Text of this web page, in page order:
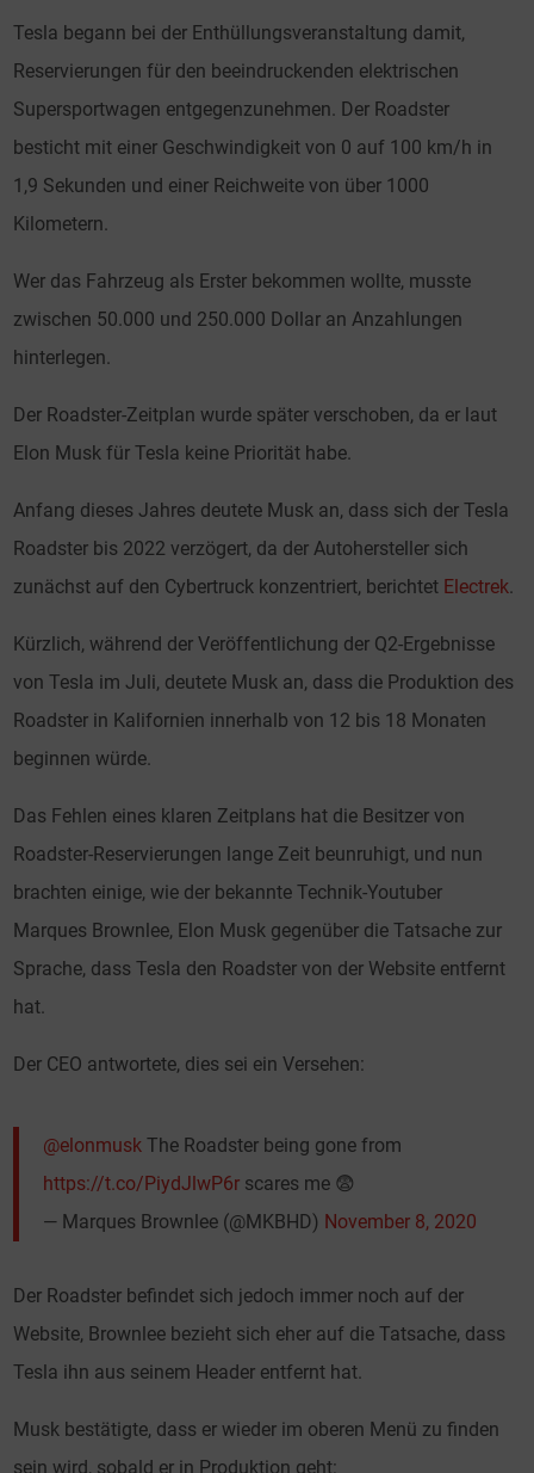
Tesla begann bei der Enthüllungsveranstaltung damit,
Reservierungen für den beeindruckenden elektrischen
Supersportwagen entgegenzunehmen. Der Roadster
besticht mit einer Geschwindigkeit von 0 auf 100 km/h in
1,9 Sekunden und einer Reichweite von über 1000
Kilometern.
Wer das Fahrzeug als Erster bekommen wollte, musste
zwischen 50.000 und 250.000 Dollar an Anzahlungen
hinterlegen.
Der Roadster-Zeitplan wurde später verschoben, da er laut
Elon Musk für Tesla keine Priorität habe.
Anfang dieses Jahres deutete Musk an, dass sich der Tesla
Roadster bis 2022 verzögert, da der Autohersteller sich
zunächst auf den Cybertruck konzentriert, berichtet Electrek.
Kürzlich, während der Veröffentlichung der Q2-Ergebnisse
von Tesla im Juli, deutete Musk an, dass die Produktion des
Roadster in Kalifornien innerhalb von 12 bis 18 Monaten
beginnen würde.
Das Fehlen eines klaren Zeitplans hat die Besitzer von
Roadster-Reservierungen lange Zeit beunruhigt, und nun
brachten einige, wie der bekannte Technik-Youtuber
Marques Brownlee, Elon Musk gegenüber die Tatsache zur
Sprache, dass Tesla den Roadster von der Website entfernt
hat.
Der CEO antwortete, dies sei ein Versehen:
@elonmusk The Roadster being gone from
https://t.co/PiydJlwP6r scares me 😨
— Marques Brownlee (@MKBHD) November 8, 2020
Der Roadster befindet sich jedoch immer noch auf der
Website, Brownlee bezieht sich eher auf die Tatsache, dass
Tesla ihn aus seinem Header entfernt hat.
Musk bestätigte, dass er wieder im oberen Menü zu finden
sein wird, sobald er in Produktion geht: